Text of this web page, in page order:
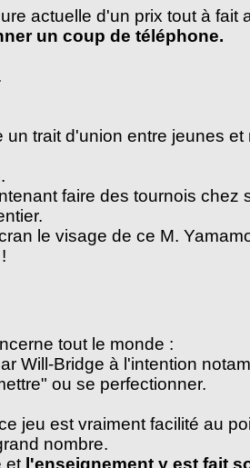
actuelle d'un prix tout à fait
un coup de téléphone.
trait d'union entre jeunes et
faire des tournois chez
le visage de ce M.
tout le monde :
Will-Bridge à l'intention
ou se perfectionner.
jeu est vraiment facilité au
nombre.
et l'enseignement y est fait